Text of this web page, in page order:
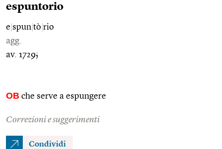
espuntorio
e spun tò rio
agg.
av. 1729;
OB che serve a espungere
Correzioni e suggerimenti
Condividi